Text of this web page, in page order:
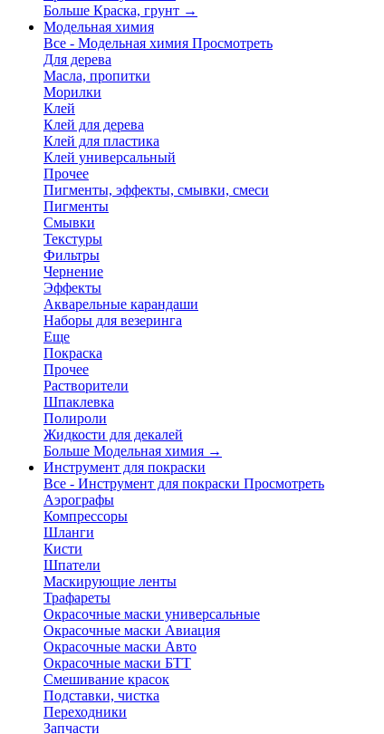
Больше Краска, грунт →
Модельная химия
Все - Модельная химия Просмотреть
Для дерева
Масла, пропитки
Морилки
Клей
Клей для дерева
Клей для пластика
Клей универсальный
Прочее
Пигменты, эффекты, смывки, смеси
Пигменты
Смывки
Текстуры
Фильтры
Чернение
Эффекты
Акварельные карандаши
Наборы для везеринга
Еще
Покраска
Прочее
Растворители
Шпаклевка
Полироли
Жидкости для декалей
Больше Модельная химия →
Инструмент для покраски
Все - Инструмент для покраски Просмотреть
Аэрографы
Компрессоры
Шланги
Кисти
Шпатели
Маскирующие ленты
Трафареты
Окрасочные маски универсальные
Окрасочные маски Авиация
Окрасочные маски Авто
Окрасочные маски БТТ
Смешивание красок
Подставки, чистка
Переходники
Запчасти